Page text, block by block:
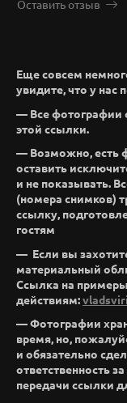
Оставить отзыв
Еще совсем
увидите, что у нас
— Все фотографии
этой ссылки.
— Возможно, есть
оставить
и не показывать.
(номера снимков)
ссылку,
гостям
— Если вы
материальный
Ссылка на
действиям:
— Фотографии
время, но,
и обязательно
ответственность
передачи ссылки